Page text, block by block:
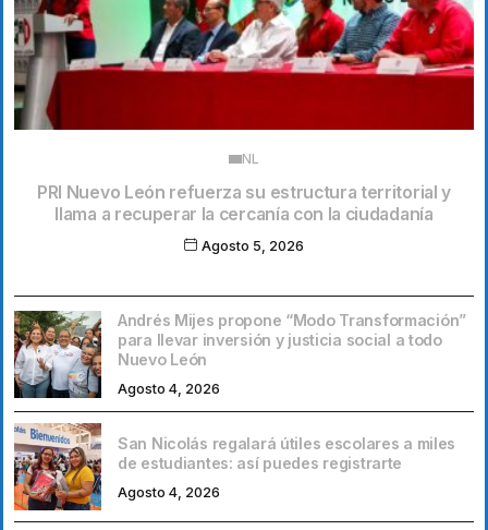
NL
PRI Nuevo León refuerza su estructura territorial y
llama a recuperar la cercanía con la ciudadanía
Agosto 5, 2026
Andrés Mijes propone “Modo Transformación”
para llevar inversión y justicia social a todo
Nuevo León
Agosto 4, 2026
San Nicolás regalará útiles escolares a miles
de estudiantes: así puedes registrarte
Agosto 4, 2026